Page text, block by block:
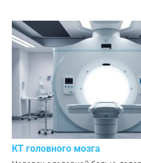
КТ головного мозга